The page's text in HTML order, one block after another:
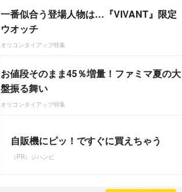
一番似合う登場人物は…『VIVANT』限定
ウオッチ
オリコンタイアップ特集
お値段そのまま45％増量！ファミマ夏の大
盤振る舞い
オリコンタイアップ特集
自販機にピッ！ですぐに買えちゃう
（PR）ジハンピ